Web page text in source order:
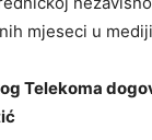
mjeseci u
Telekoma